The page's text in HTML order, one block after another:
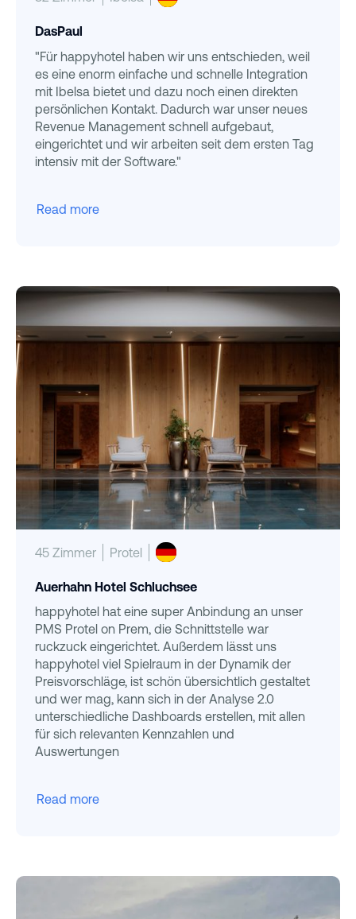
DasPaul
"Für happyhotel haben wir uns entschieden, weil
es eine enorm einfache und schnelle Integration
mit Ibelsa bietet und dazu noch einen direkten
persönlichen Kontakt. Dadurch war unser neues
Revenue Management schnell aufgebaut,
eingerichtet und wir arbeiten seit dem ersten Tag
intensiv mit der Software."
Read more
45 Zimmer Protel
Auerhahn Hotel Schluchsee
happyhotel hat eine super Anbindung an unser
PMS Protel on Prem, die Schnittstelle war
ruckzuck eingerichtet. Außerdem lässt uns
happyhotel viel Spielraum in der Dynamik der
Preisvorschläge, ist schön übersichtlich gestaltet
und wer mag, kann sich in der Analyse 2.0
unterschiedliche Dashboards erstellen, mit allen
für sich relevanten Kennzahlen und
Auswertungen
Read more